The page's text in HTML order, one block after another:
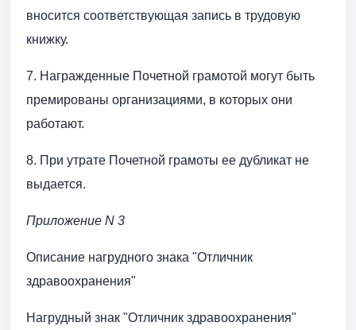
вносится соответствующая запись в трудовую
книжку.
7. Награжденные Почетной грамотой могут быть
премированы организациями, в которых они
работают.
8. При утрате Почетной грамоты ее дубликат не
выдается.
Приложение N 3
Описание нагрудного знака "Отличник
здравоохранения"
Нагрудный знак "Отличник здравоохранения"